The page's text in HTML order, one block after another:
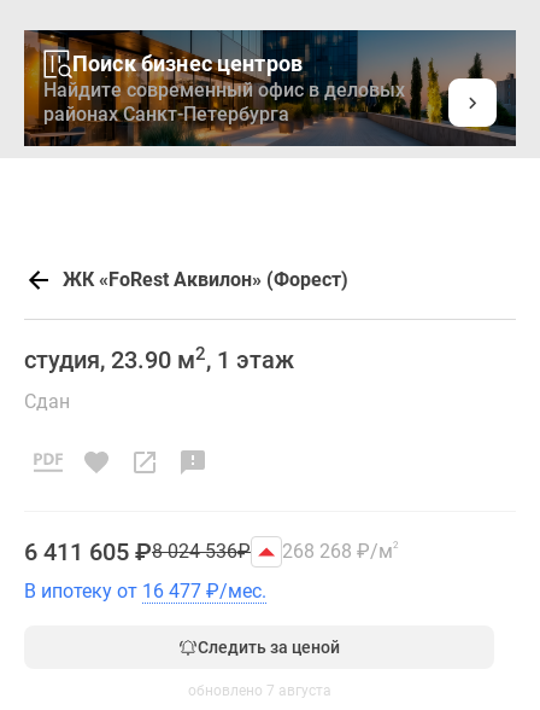
Поиск бизнес центров
Найдите современный офис в деловых
районах Санкт-Петербурга
ЖК «FoRest Аквилон» (Форест)
студия, 23.90 м2, 1 этаж
Сдан
6 411 605 ₽8 024 536₽ 268 268 ₽/м2
В ипотеку от 16 477 ₽/мес.
Следить за ценой
обновлено 7 августа